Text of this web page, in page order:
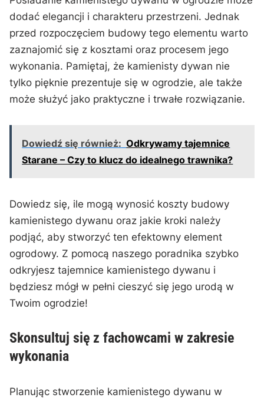
dodać elegancji i charakteru ​przestrzeni. Jednak
przed rozpoczęciem budowy tego elementu warto
zaznajomić się z ‍kosztami ⁢oraz procesem jego
wykonania. Pamiętaj, że kamienisty dywan nie
tylko pięknie prezentuje się w ogrodzie, ale także
może służyć jako praktyczne i trwałe‍ rozwiązanie.
Dowiedź się również: Odkrywamy tajemnice
Starane – Czy to klucz do idealnego trawnika?
Dowiedz ​się, ile mogą wynosić koszty budowy
‌kamienistego‌ dywanu oraz jakie kroki ‌należy⁤
podjąć, aby stworzyć⁢ ten efektowny element
ogrodowy. ⁣Z​ pomocą naszego poradnika szybko
odkryjesz tajemnice kamienistego ‌dywanu i
będziesz mógł w pełni cieszyć się jego urodą ⁣w
Twoim ogrodzie!
Skonsultuj się z fachowcami w⁢ zakresie⁢
wykonania
Planując stworzenie kamienistego dywanu w